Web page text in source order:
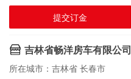
提交订金
吉林省畅洋房车有限公司
所在城市：吉林省 长春市